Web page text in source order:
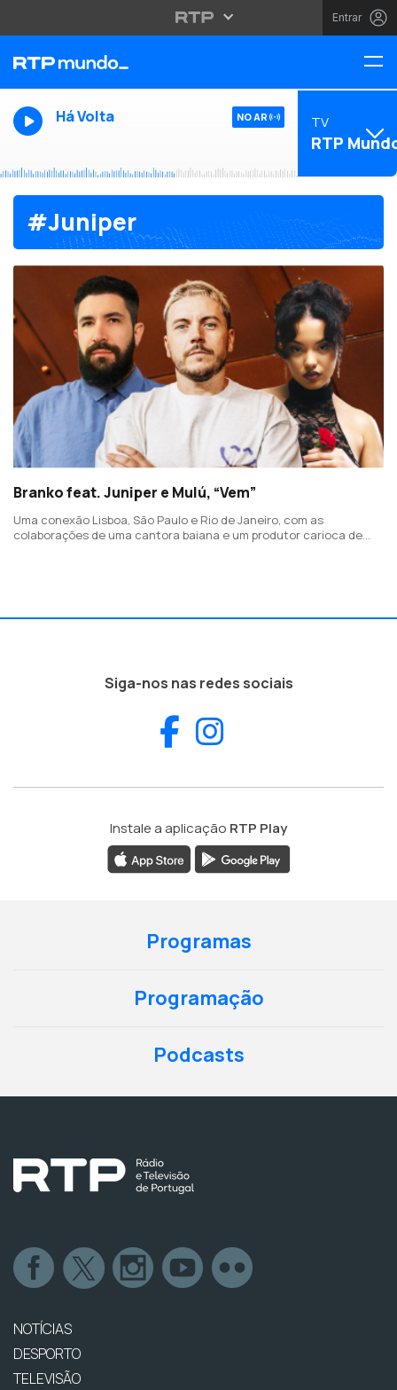
Entrar
Há Volta NO AR TV
RTP
#Juniper
Branko feat. Juniper e Mulú, “Vem”
Uma conexão Lisboa, São Paulo e Rio de Janeiro, com as
colaborações de uma cantora baiana e um produtor carioca de
Siga-nos nas redes sociais
Facebook
Instale a aplicação RTP Play
Programas
Programação
Podcasts
NOTÍCIAS
DESPORTO
TELEVISÃO